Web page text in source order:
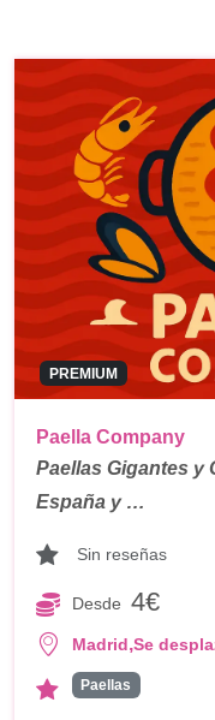
PREMIUM
Paella Company
Paellas Gigantes y
España y …
Sin reseñas
Desde 4€
Madrid,Se
Paellas